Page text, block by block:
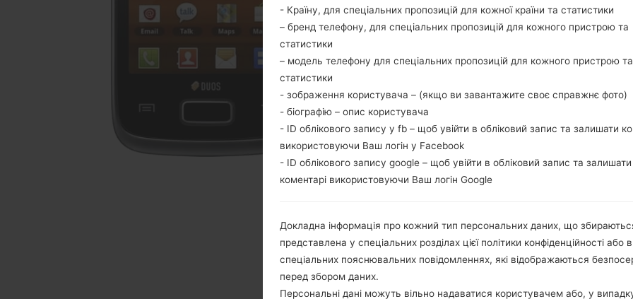
прошивати стокову прошивку на пристроях
50_hckmlcl6fo
ОПЕРАЦІЙНА
СИСТЕМА
CSC ВЕРСІЯ S6102OJPMA3
ОПИС
Etisalat, du, VIVA, Wataniya, ZA
IN KW, Oman Mobile, Nawras,
ZAIN BH, Batelco, VIVA BH, Q
- Країну, для спеціальних пропозицій для кожної країни та статистики
– бренд телефону, для спеціальних пропозицій для кожного пристрою та
статистики
– модель телефону для спеціальних пропозицій для кожного пристрою та
статистики
- зображення користувача – (якщо ви завантажите своє справжнє фото)
- біографію – опис користувача
- ID облікового запису у fb – щоб увійти в обліковий запис та залишати
використовуючи Ваш логін у Facebook
- ID облікового запису google – щоб увійти в обліковий запис та залишати
коментарі використовуючи Ваш логін Google
Докладна інформація про кожний тип персональних даних, що
представлена у спеціальних розділах цієї політики конфіденційності або в
спеціальних пояснювальних повідомленнях, які відображаються
перед збором даних.
Персональні дані можуть вільно надаватися користувачем або, у